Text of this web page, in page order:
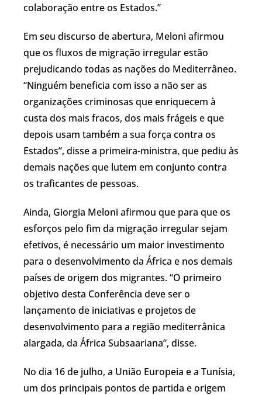
colaboração entre os Estados.”
Em seu discurso de abertura, Meloni afirmou
que os fluxos de migração irregular estão
prejudicando todas as nações do Mediterrâneo.
“Ninguém beneficia com isso a não ser as
organizações criminosas que enriquecem à
custa dos mais fracos, dos mais frágeis e que
depois usam também a sua força contra os
Estados”, disse a primeira-ministra, que pediu às
demais nações que lutem em conjunto contra
os traficantes de pessoas.
Ainda, Giorgia Meloni afirmou que para que os
esforços pelo fim da migração irregular sejam
efetivos, é necessário um maior investimento
para o desenvolvimento da África e nos demais
países de origem dos migrantes. “O primeiro
objetivo desta Conferência deve ser o
lançamento de iniciativas e projetos de
desenvolvimento para a região mediterrânica
alargada, da África Subsaariana”, disse.
No dia 16 de julho, a União Europeia e a Tunísia,
um dos principais pontos de partida e origem